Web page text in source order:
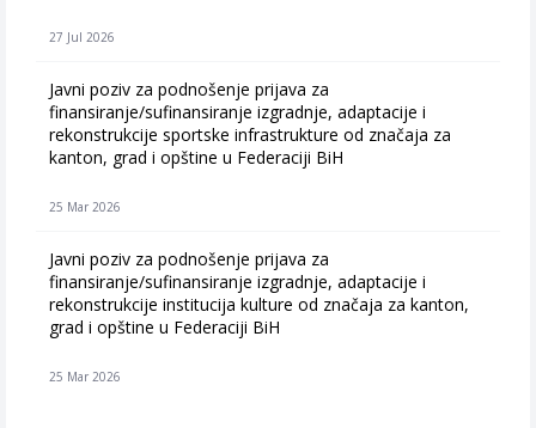
27 Jul 2026
Javni poziv za podnošenje prijava za
finansiranje/sufinansiranje izgradnje, adaptacije i
rekonstrukcije sportske infrastrukture od značaja za
kanton, grad i opštine u Federaciji BiH
25 Mar 2026
Javni poziv za podnošenje prijava za
finansiranje/sufinansiranje izgradnje, adaptacije i
rekonstrukcije institucija kulture od značaja za kanton,
grad i opštine u Federaciji BiH
25 Mar 2026